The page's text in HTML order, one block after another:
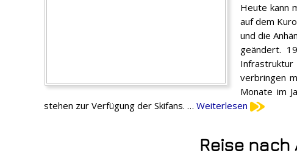
Heute kann
auf dem
und die
geändert.
verbringen
Monate im
stehen zur Verfügung der Skifans. … Weiterlesen
Reise